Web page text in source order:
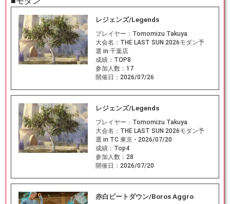
レジェンズ/Legends
プレイヤー： Tomomizu Takuya
大会名： THE LAST SUN 2026モダン予
選 in 千葉店
成績： TOP8
参加人数： 17
開催日： 2026/07/26
レジェンズ/Legends
プレイヤー： Tomomizu Takuya
大会名： THE LAST SUN 2026モダン予
選 in TC 東京 - 2026/07/20
成績： Top4
参加人数： 28
開催日： 2026/07/20
赤白ビートダウン/Boros Aggro